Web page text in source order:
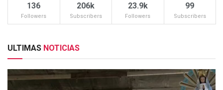
136
Followers
206k
Subscribers
23.9k
Followers
99
Subscribers
ULTIMAS NOTICIAS